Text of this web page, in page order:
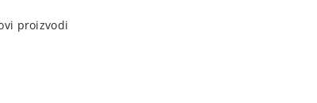
proizvodi